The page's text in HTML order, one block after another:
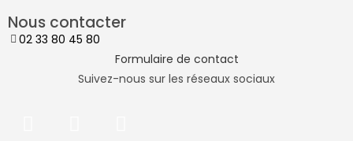
Nous contacter
02 33 80 45 80
Formulaire de contact
Suivez-nous sur les réseaux sociaux